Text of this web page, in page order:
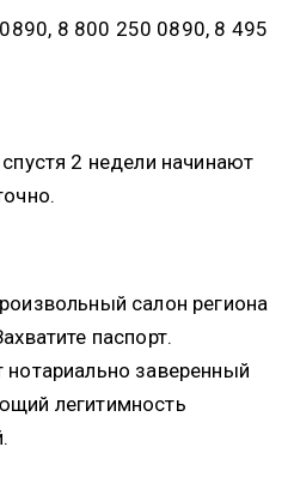
8 800 250 0890, 8 495
2 недели начинают
салон региона
паспорт.
заверенный
легитимность